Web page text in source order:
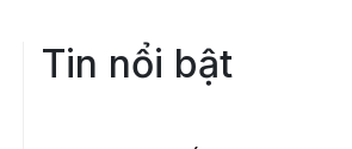
Tin nổi bật